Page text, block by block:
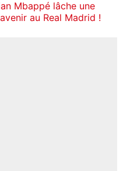
Mbappé lâche une
au Real Madrid !